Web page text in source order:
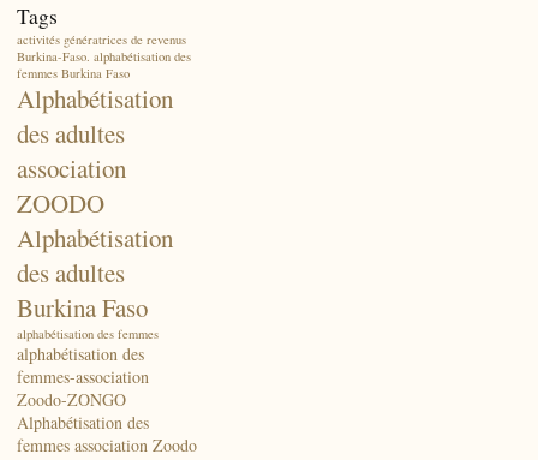
Tags
activités génératrices de revenus
Burkina-Faso. alphabétisation des
femmes Burkina Faso
Alphabétisation
des adultes
association
ZOODO
Alphabétisation
des adultes
Burkina Faso
alphabétisation des femmes
alphabétisation des
femmes-association
Zoodo-ZONGO
Alphabétisation des
femmes association Zoodo